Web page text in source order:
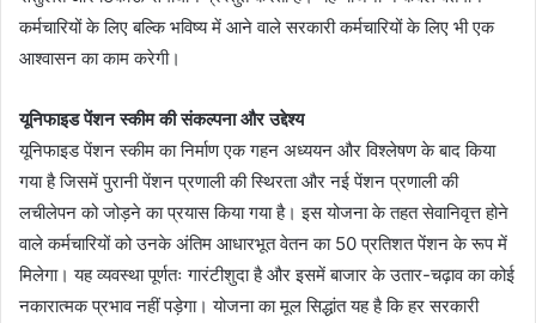
कर्मचारियों के लिए बल्कि भविष्य में आने वाले सरकारी कर्मचारियों के लिए भी एक
आश्वासन का काम करेगी।
यूनिफाइड पेंशन स्कीम की संकल्पना और उद्देश्य
यूनिफाइड पेंशन स्कीम का निर्माण एक गहन अध्ययन और विश्लेषण के बाद किया
गया है जिसमें पुरानी पेंशन प्रणाली की स्थिरता और नई पेंशन प्रणाली की
लचीलेपन को जोड़ने का प्रयास किया गया है। इस योजना के तहत सेवानिवृत्त होने
वाले कर्मचारियों को उनके अंतिम आधारभूत वेतन का 50 प्रतिशत पेंशन के रूप में
मिलेगा। यह व्यवस्था पूर्णतः गारंटीशुदा है और इसमें बाजार के उतार-चढ़ाव का कोई
नकारात्मक प्रभाव नहीं पड़ेगा। योजना का मूल सिद्धांत यह है कि हर सरकारी